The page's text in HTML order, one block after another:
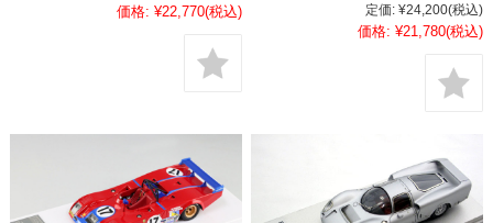
価格: ¥22,770(税込) 定価: ¥24,200(税込)
価格: ¥21,780(税込)